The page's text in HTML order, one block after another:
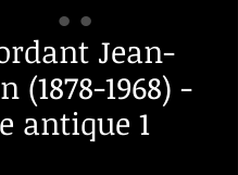
Jean-
(1878-1968) -
antique 1